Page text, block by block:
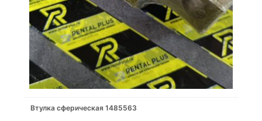
Втулка сферическая 1485563